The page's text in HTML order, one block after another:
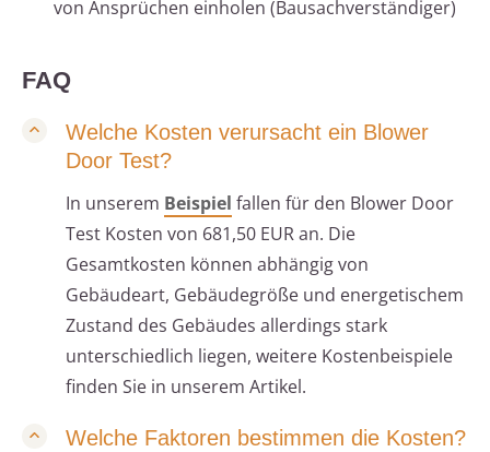
von Ansprüchen einholen (Bausachverständiger)
FAQ
Welche Kosten verursacht ein Blower
Door Test?
In unserem Beispiel fallen für den Blower Door
Test Kosten von 681,50 EUR an. Die
Gesamtkosten können abhängig von
Gebäudeart, Gebäudegröße und energetischem
Zustand des Gebäudes allerdings stark
unterschiedlich liegen, weitere Kostenbeispiele
finden Sie in unserem Artikel.
Welche Faktoren bestimmen die Kosten?